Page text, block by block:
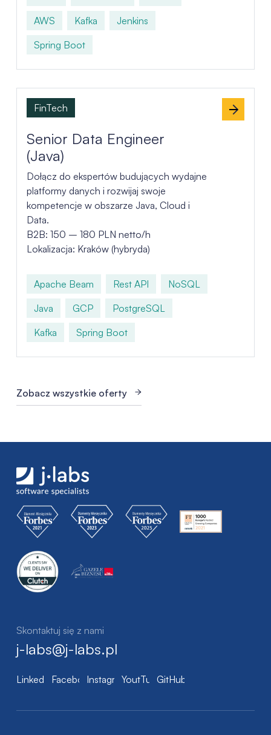
Zobacz wszystkie oferty
AWS
Kafka
Jenkins
Spring Boot
Senior Data Engineer
(Java)
Dołącz do ekspertów budujących wydajne
platformy danych i rozwijaj swoje
kompetencje w obszarze Java, Cloud i
Data.
B2B: 150 – 180 PLN netto/h
Lokalizacja: Kraków (hybryda)
FinTech
Apache Beam Rest API
NoSQL
Java
GCP
PostgreSQL
Kafka
Spring Boot
Skontaktuj się z nami
j-labs@j-labs.pl
LinkedIn FacebookInstagramYoutTubeGitHub